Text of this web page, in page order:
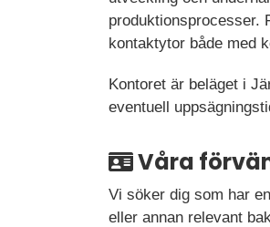
produktionsprocesser.
kontaktytor både med
Kontoret är beläget i
eventuell
Våra
Vi söker dig som har
eller annan relevant